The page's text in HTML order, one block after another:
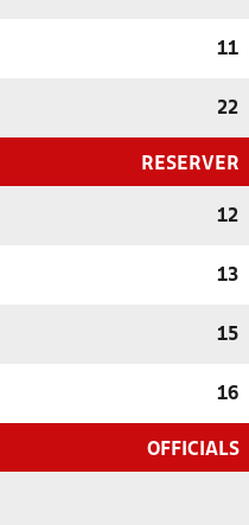
11
22
RESERVER
12
13
15
16
OFFICIALS